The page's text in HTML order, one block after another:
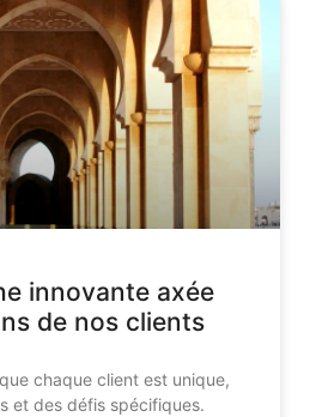
innovante axée
de nos clients
chaque client est unique,
et des défis spécifiques.